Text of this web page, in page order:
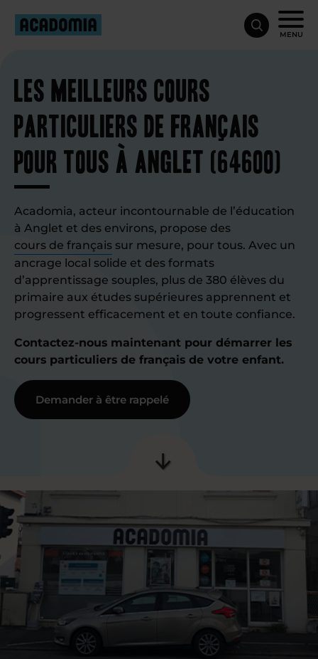
MENU
Les meilleurs cours
particuliers de français
pour tous à Anglet (64600)
Acadomia, acteur incontournable de l’éducation
à Anglet et des environs, propose des
cours de français sur mesure, pour tous. Avec un
ancrage local solide et des formats
d’apprentissage souples, plus de 380 élèves du
primaire aux études supérieures apprennent et
progressent efficacement et en toute confiance.
Contactez-nous maintenant pour démarrer les
cours particuliers de français de votre enfant.
Demander à être rappelé